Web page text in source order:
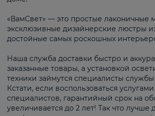
«ВамСвет» — это простые лаконичные
эксклюзивные дизайнерские люстры
достойные самых роскошных
Наша служба доставки быстро и
заказанные товары, а установкой
техники займутся специалисты
Кстати, если воспользоваться
специалистов, гарантийный срок на
увеличивается до 2 лет! Так что лучше